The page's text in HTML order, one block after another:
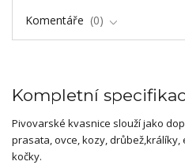
Komentáře
0
Kompletní
Pivovarské kvasnice slouží jako
prasata, ovce, kozy,
kočky.